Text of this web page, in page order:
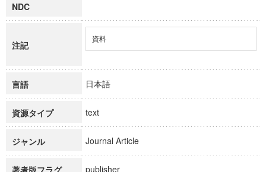
NDC
注記
資料
言語 日本語
資源タイプ text
ジャンル Journal Article
著者版フラグ publisher